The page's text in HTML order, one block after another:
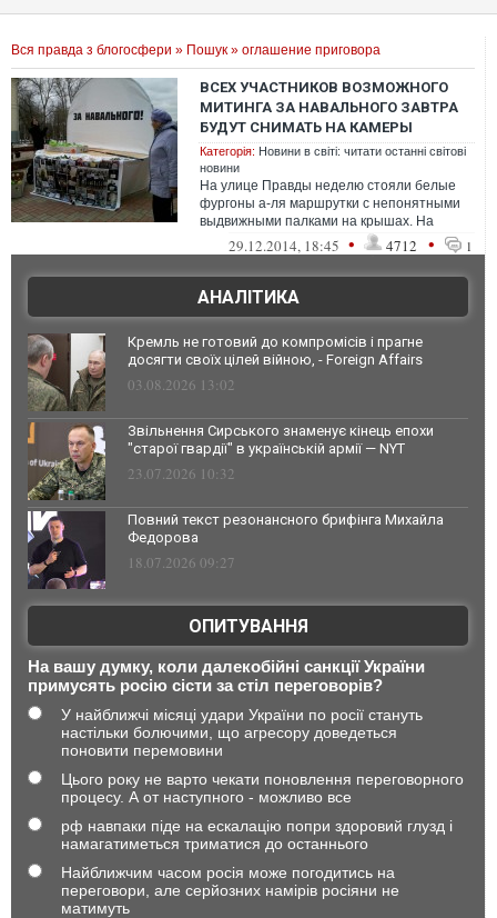
Вся правда з блогосфери » Пошук » оглашение приговора
ВСЕХ УЧАСТНИКОВ ВОЗМОЖНОГО
МИТИНГА ЗА НАВАЛЬНОГО ЗАВТРА
БУДУТ СНИМАТЬ НА КАМЕРЫ
Категорія: Новини в світі: читати останні світові
новини
На улице Правды неделю стояли белые
фургоны а-ля маршрутки с непонятными
выдвижными палками на крышах. На
палках этих камеры. Зачем? Сначала
думали, з...
29.12.2014, 18:45 • 4712 • 1
АНАЛІТИКА
Кремль не готовий до компромісів і прагне
досягти своїх цілей війною, - Foreign Affairs
03.08.2026 13:02
Звільнення Сирського знаменує кінець епохи
"старої гвардії" в українській армії — NYT
23.07.2026 10:32
Повний текст резонансного брифінга Михайла
Федорова
18.07.2026 09:27
ОПИТУВАННЯ
На вашу думку, коли далекобійні санкції України
примусять росію сісти за стіл переговорів?
У найближчі місяці удари України по росії стануть
настільки болючими, що агресору доведеться
поновити перемовини
Цього року не варто чекати поновлення переговорного
процесу. А от наступного - можливо все
рф навпаки піде на ескалацію попри здоровий глузд і
намагатиметься триматися до останнього
Найближчим часом росія може погодитись на
переговори, але серйозних намірів росіяни не
матимуть